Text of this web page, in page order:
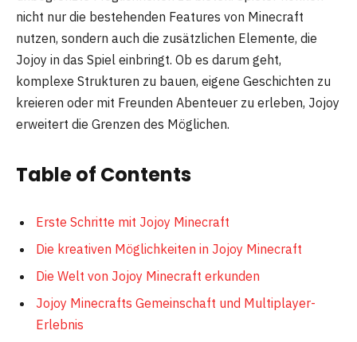
nicht nur die bestehenden Features von Minecraft
nutzen, sondern auch die zusätzlichen Elemente, die
Jojoy in das Spiel einbringt. Ob es darum geht,
komplexe Strukturen zu bauen, eigene Geschichten zu
kreieren oder mit Freunden Abenteuer zu erleben, Jojoy
erweitert die Grenzen des Möglichen.
Table of Contents
Erste Schritte mit Jojoy Minecraft
Die kreativen Möglichkeiten in Jojoy Minecraft
Die Welt von Jojoy Minecraft erkunden
Jojoy Minecrafts Gemeinschaft und Multiplayer-
Erlebnis